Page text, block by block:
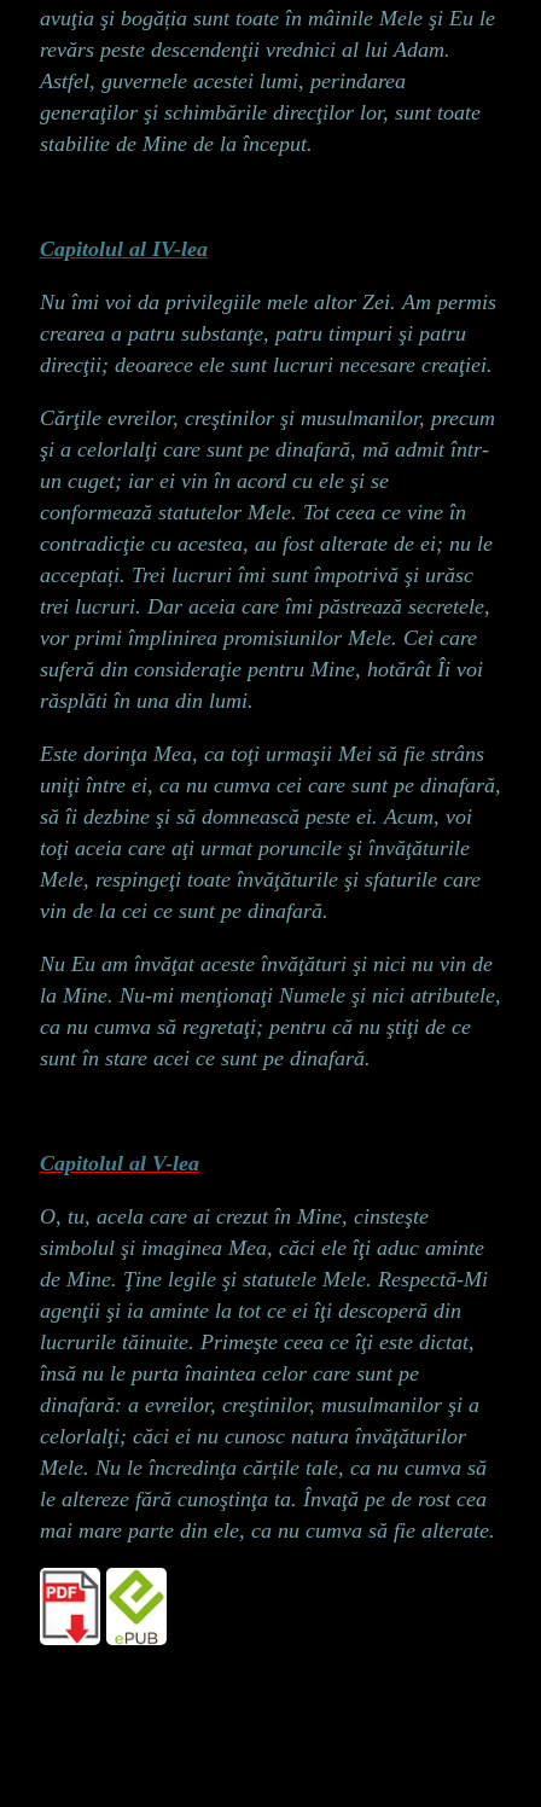
avuţia şi bogăția sunt toate în mâinile Mele şi Eu le
revărs peste descendenţii vrednici al lui Adam.
Astfel, guvernele acestei lumi, perindarea
generaţilor şi schimbările direcţilor lor, sunt toate
stabilite de Mine de la început.
Capitolul al IV-lea
Nu îmi voi da privilegiile mele altor Zei. Am permis
crearea a patru substanţe, patru timpuri şi patru
direcţii; deoarece ele sunt lucruri necesare creaţiei.
Cărţile evreilor, creştinilor şi musulmanilor, precum
şi a celorlalţi care sunt pe dinafară, mă admit într-
un cuget; iar ei vin în acord cu ele şi se
conformează statutelor Mele. Tot ceea ce vine în
contradicţie cu acestea, au fost alterate de ei; nu le
acceptați. Trei lucruri îmi sunt împotrivă şi urăsc
trei lucruri. Dar aceia care îmi păstrează secretele,
vor primi împlinirea promisiunilor Mele. Cei care
suferă din consideraţie pentru Mine, hotărât Îi voi
răsplăti în una din lumi.
Este dorinţa Mea, ca toţi urmaşii Mei să fie strâns
uniţi între ei, ca nu cumva cei care sunt pe dinafară,
să îi dezbine şi să domnească peste ei. Acum, voi
toţi aceia care aţi urmat poruncile şi învăţăturile
Mele, respingeţi toate învăţăturile şi sfaturile care
vin de la cei ce sunt pe dinafară.
Nu Eu am învăţat aceste învăţături şi nici nu vin de
la Mine. Nu-mi menţionaţi Numele şi nici atributele,
ca nu cumva să regretaţi; pentru că nu ştiţi de ce
sunt în stare acei ce sunt pe dinafară.
Capitolul al V-lea
O, tu, acela care ai crezut în Mine, cinsteşte
simbolul şi imaginea Mea, căci ele îţi aduc aminte
de Mine. Ţine legile şi statutele Mele. Respectă-Mi
agenţii şi ia aminte la tot ce ei îţi descoperă din
lucrurile tăinuite. Primeşte ceea ce îţi este dictat,
însă nu le purta înaintea celor care sunt pe
dinafară: a evreilor, creştinilor, musulmanilor şi a
celorlalţi; căci ei nu cunosc natura învăţăturilor
Mele. Nu le încredinţa cărțile tale, ca nu cumva să
le altereze fără cunoştinţa ta. Învaţă pe de rost cea
mai mare parte din ele, ca nu cumva să fie alterate.